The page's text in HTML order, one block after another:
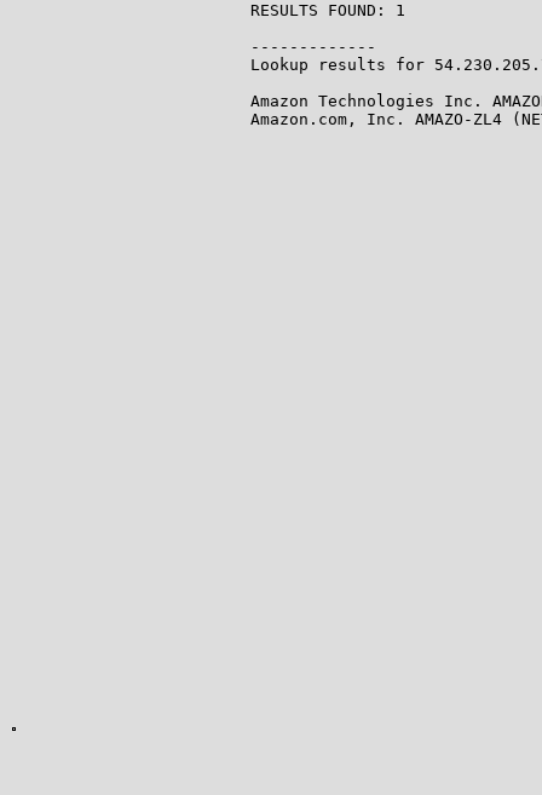
RESULTS FOUND: 1
-------------
Lookup results for
Amazon Technologies Inc.
Amazon.com, Inc. AMAZO-ZL4